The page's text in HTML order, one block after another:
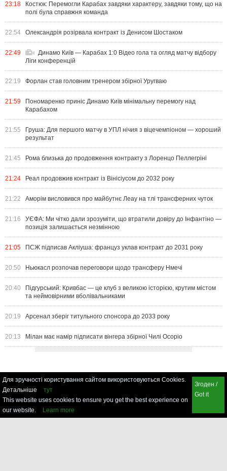
23:18
Костюк: Перемогли Карабах завдяки характеру, завдяки тому, що на
полі була справжня команда
22:54 Олександрія розірвала контракт із Денисом Шостаком
22:49
Динамо Київ — Карабах 1:0 Відео гола та огляд матчу відбору
Ліги конференцій
22:19 Форлан став головним тренером збірної Уругваю
21:59
Пономаренко приніс Динамо Київ мінімальну перемогу над
Карабахом
21:55
Груша: Для першого матчу в УПЛ нічия з віцечемпіоном — хороший
результат
21:45 Рома близька до продовження контракту з Лоренцо Пеллегріні
21:24 Реал продовжив контракт із Вінісіусом до 2032 року
21:22 Аморім висловився про майбутнє Леау на тлі трансферних чуток
21:16
УЄФА: Ми чітко дали зрозуміти, що втратили довіру до Інфантіно —
позиція залишається незмінною
21:05 ПСЖ підписав Акліуша: француз уклав контракт до 2031 року
20:50 Ньюкасл розпочав переговори щодо трансферу Нмечі
20:40
Підгурський: Кривбас — це клуб з великою історією, крутим містом
та неймовірними вболівальниками
20:19 Арсенал зберіг титульного спонсора до 2033 року
20:13 Мілан має намір підписати вінгера збірної Чилі Осоріо
Для зручності користування сайтом використовуються Cookies.
Детальніше
тут
This website uses cookies to ensure you get the best experience on
our website.
Learn more
Згоден /
Got it